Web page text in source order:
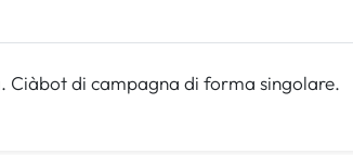
Ciàbot di campagna di forma singolare.